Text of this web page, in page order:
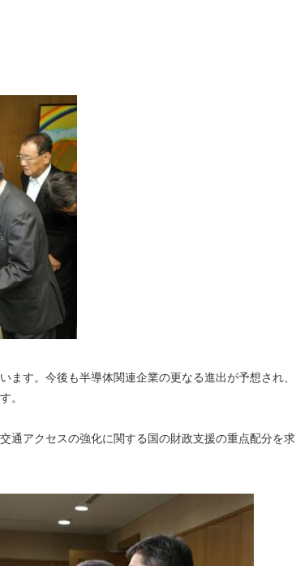
す。今後も半導体関連企業の更なる進出が予想され、
。
通アクセスの強化に関する国の財政支援の重点配分を求